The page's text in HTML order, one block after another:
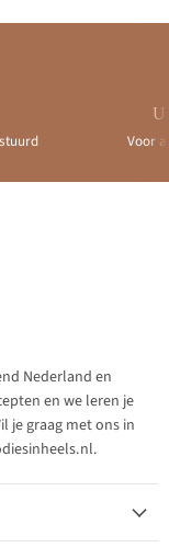
Voor
Nederland en
en we leren je
je graag met ons in